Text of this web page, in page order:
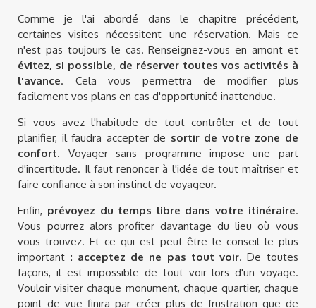
Comme je l'ai abordé dans le chapitre précédent,
certaines visites nécessitent une réservation. Mais ce
n'est pas toujours le cas. Renseignez-vous en amont et
évitez, si possible, de réserver toutes vos activités à
l'avance. Cela vous permettra de modifier plus
facilement vos plans en cas d'opportunité inattendue.
Si vous avez l'habitude de tout contrôler et de tout
planifier, il faudra accepter de sortir de votre zone de
confort. Voyager sans programme impose une part
d'incertitude. Il faut renoncer à l'idée de tout maîtriser et
faire confiance à son instinct de voyageur.
Enfin, prévoyez du temps libre dans votre itinéraire.
Vous pourrez alors profiter davantage du lieu où vous
vous trouvez. Et ce qui est peut-être le conseil le plus
important : acceptez de ne pas tout voir. De toutes
façons, il est impossible de tout voir lors d'un voyage.
Vouloir visiter chaque monument, chaque quartier, chaque
point de vue finira par créer plus de frustration que de